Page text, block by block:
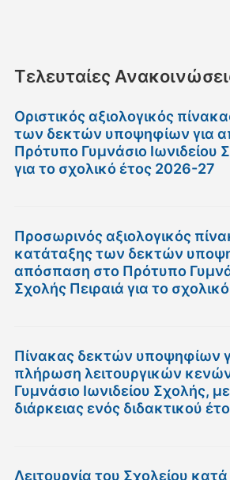
Τελευταίες
Οριστικός αξιολογικός
των δεκτών υποψηφίων για
Πρότυπο Γυμνάσιο Ιωνιδείου
για το σχολικό έτος 2026-27
Προσωρινός αξιολογικός
κατάταξης των δεκτών
απόσπαση στο Πρότυπο
Σχολής Πειραιά για το
Πίνακας δεκτών υποψηφίων
πλήρωση λειτουργικών
Γυμνάσιο Ιωνιδείου Σχολής,
διάρκειας ενός διδακτικού
Λειτουργία του Σχολείου